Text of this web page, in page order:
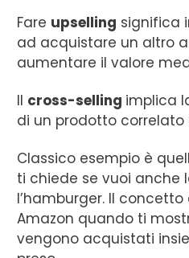
Fare upselling significa
ad acquistare un altro
aumentare il valore
Il cross-selling implica
di un prodotto
Classico esempio è
ti chiede se vuoi anche
l’hamburger. Il
Amazon quando ti
vengono acquistati